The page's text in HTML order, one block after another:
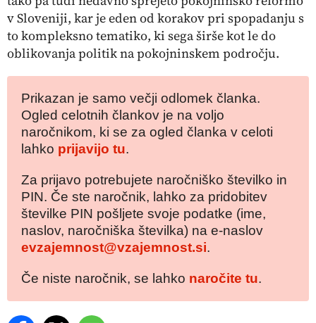
v Sloveniji, kar je eden od korakov pri spopadanju s
to kompleksno tematiko, ki sega širše kot le do
oblikovanja politik na pokojninskem področju.
Prikazan je samo večji odlomek članka.
Ogled celotnih člankov je na voljo
naročnikom, ki se za ogled članka v celoti
lahko prijavijo tu.
Za prijavo potrebujete naročniško številko in
PIN. Če ste naročnik, lahko za pridobitev
številke PIN pošljete svoje podatke (ime,
naslov, naročniška številka) na e-naslov
evzajemnost@vzajemnost.si.
Če niste naročnik, se lahko naročite tu.